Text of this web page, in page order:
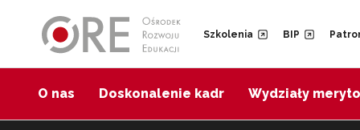
Szkolenia BIP
O nas Doskonalenie kadr Wydziały